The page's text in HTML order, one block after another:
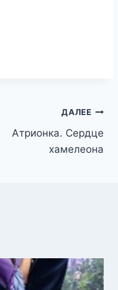
ДАЛЕЕ
Атрионка. Сердце
хамелеона